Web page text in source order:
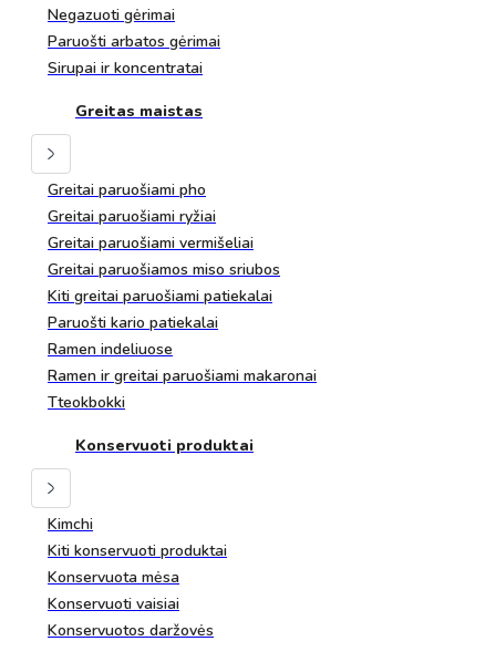
Negazuoti gėrimai
Paruošti arbatos gėrimai
Sirupai ir koncentratai
Greitas maistas
Greitai paruošiami pho
Greitai paruošiami ryžiai
Greitai paruošiami vermišeliai
Greitai paruošiamos miso sriubos
Kiti greitai paruošiami patiekalai
Paruošti kario patiekalai
Ramen indeliuose
Ramen ir greitai paruošiami makaronai
Tteokbokki
Konservuoti produktai
Kimchi
Kiti konservuoti produktai
Konservuota mėsa
Konservuoti vaisiai
Konservuotos daržovės